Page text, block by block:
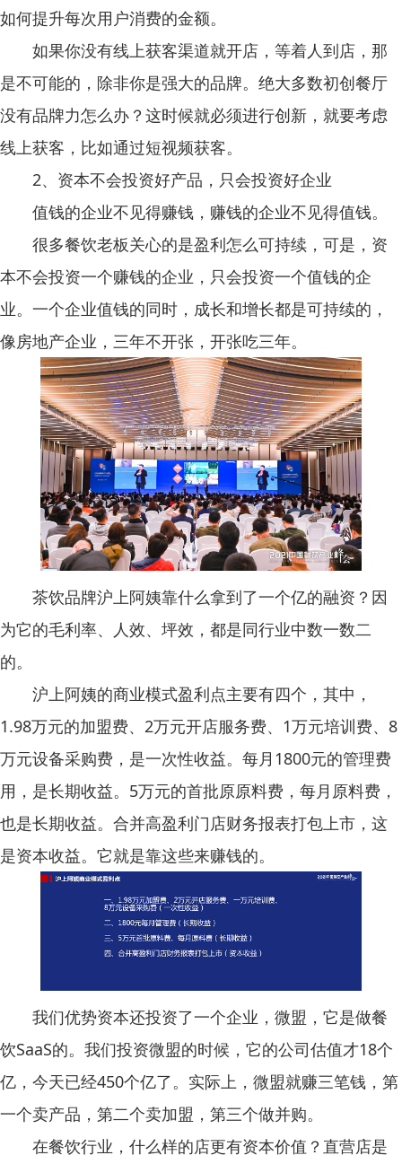
如何提升每次用户消费的金额。
如果你没有线上获客渠道就开店，等着人到店，那
是不可能的，除非你是强大的品牌。绝大多数初创餐厅
没有品牌力怎么办？这时候就必须进行创新，就要考虑
线上获客，比如通过短视频获客。
2、资本不会投资好产品，只会投资好企业
值钱的企业不见得赚钱，赚钱的企业不见得值钱。
很多餐饮老板关心的是盈利怎么可持续，可是，资
本不会投资一个赚钱的企业，只会投资一个值钱的企
业。一个企业值钱的同时，成长和增长都是可持续的，
像房地产企业，三年不开张，开张吃三年。
茶饮品牌沪上阿姨靠什么拿到了一个亿的融资？因
为它的毛利率、人效、坪效，都是同行业中数一数二
的。
沪上阿姨的商业模式盈利点主要有四个，其中，
1.98万元的加盟费、2万元开店服务费、1万元培训费、8
万元设备采购费，是一次性收益。每月1800元的管理费
用，是长期收益。5万元的首批原原料费，每月原料费，
也是长期收益。合并高盈利门店财务报表打包上市，这
是资本收益。它就是靠这些来赚钱的。
我们优势资本还投资了一个企业，微盟，它是做餐
饮SaaS的。我们投资微盟的时候，它的公司估值才18个
亿，今天已经450个亿了。实际上，微盟就赚三笔钱，第
一个卖产品，第二个卖加盟，第三个做并购。
在餐饮行业，什么样的店更有资本价值？直营店是